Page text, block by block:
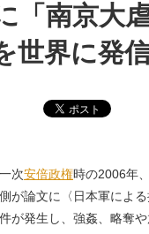
「南京大
世界に発
次安倍政権時の2006年、
が論文に〈日本軍によ
が発生し、強姦、略奪